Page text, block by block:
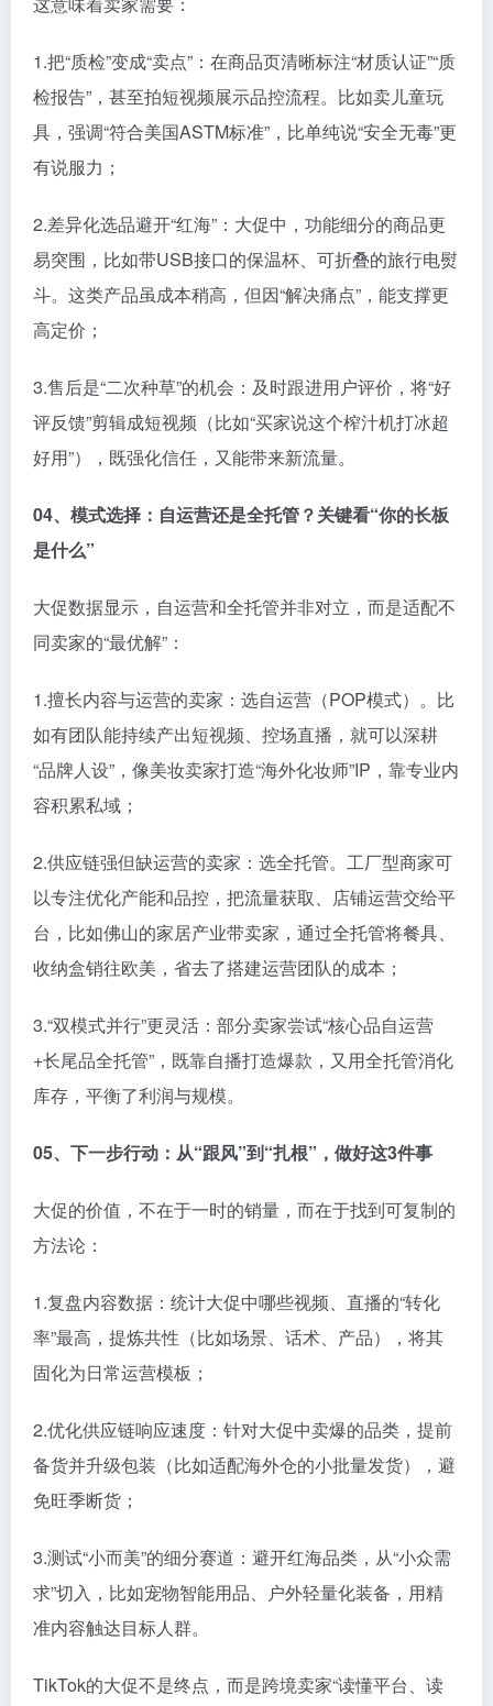
1.把“质检”变成“卖点”：在商品页清晰标注“材质认证”“质
检报告”，甚至拍短视频展示品控流程。比如卖儿童玩
具，强调“符合美国ASTM标准”，比单纯说“安全无毒”更
有说服力；
2.差异化选品避开“红海”：大促中，功能细分的商品更
易突围，比如带USB接口的保温杯、可折叠的旅行电熨
斗。这类产品虽成本稍高，但因“解决痛点”，能支撑更
高定价；
3.售后是“二次种草”的机会：及时跟进用户评价，将“好
评反馈”剪辑成短视频（比如“买家说这个榨汁机打冰超
好用”），既强化信任，又能带来新流量。
04、 模式选择：自运营还是全托管？关键看“你的长板
是什么”
大促数据显示，自运营和全托管并非对立，而是适配不
同卖家的“最优解”：
1.擅长内容与运营的卖家：选自运营（POP模式）。比
如有团队能持续产出短视频、控场直播，就可以深耕
“品牌人设”，像美妆卖家打造“海外化妆师”IP，靠专业内
容积累私域；
2.供应链强但缺运营的卖家：选全托管。工厂型商家可
以专注优化产能和品控，把流量获取、店铺运营交给平
台，比如佛山的家居产业带卖家，通过全托管将餐具、
收纳盒销往欧美，省去了搭建运营团队的成本；
3.“双模式并行”更灵活：部分卖家尝试“核心品自运营
+长尾品全托管”，既靠自播打造爆款，又用全托管消化
库存，平衡了利润与规模。
05、 下一步行动：从“跟风”到“扎根”，做好这3件事
大促的价值，不在于一时的销量，而在于找到可复制的
方法论：
1.复盘内容数据：统计大促中哪些视频、直播的“转化
率”最高，提炼共性（比如场景、话术、产品），将其
固化为日常运营模板；
2.优化供应链响应速度：针对大促中卖爆的品类，提前
备货并升级包装（比如适配海外仓的小批量发货），避
免旺季断货；
3.测试“小而美”的细分赛道：避开红海品类，从“小众需
求”切入，比如宠物智能用品、户外轻量化装备，用精
准内容触达目标人群。
TikTok的大促不是终点，而是跨境卖家“读懂平台、读